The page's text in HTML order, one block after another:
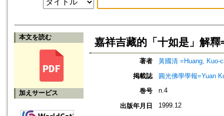
本文を読む
加えサービス
嘉祥吉藏的「十如是」解
著者
黃國清 =Huang, Kuo-
掲載誌
圓光佛學學報=Yuan
巻号
n.4
出版年月日 1999.12